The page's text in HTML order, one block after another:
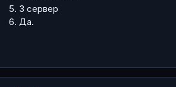
5. 3 сервер
6. Да.